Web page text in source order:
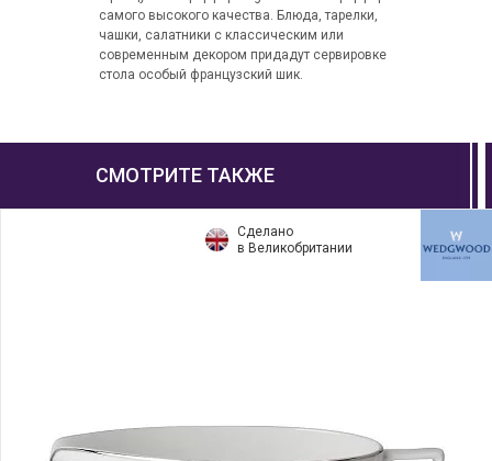
самого высокого качества. Блюда, тарелки,
чашки, салатники с классическим или
современным декором придадут сервировке
стола особый французский шик.
СМОТРИТЕ ТАКЖЕ
Сделано
в Великобритании